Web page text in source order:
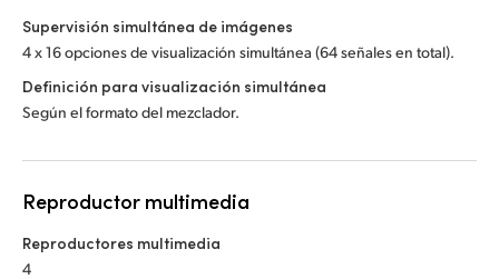
Supervisión simultánea de imágenes
4 x 16 opciones de visualización simultánea (64 señales en total).
Definición para visualización simultánea
Según el formato del mezclador.
Reproductor multimedia
Reproductores multimedia
4